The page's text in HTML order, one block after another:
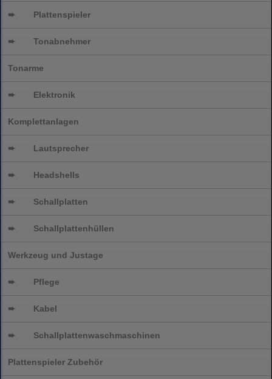
➨ Plattenspieler
➨ Tonabnehmer
Tonarme
➨ Elektronik
Komplettanlagen
➨ Lautsprecher
➨ Headshells
➨ Schallplatten
➨ Schallplattenhüllen
Werkzeug und Justage
➨ Pflege
➨ Kabel
➨ Schallplattenwaschmaschinen
Plattenspieler Zubehör